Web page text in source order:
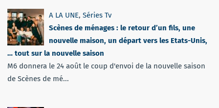
A LA UNE, Séries Tv
Scènes de ménages : le retour d’un fils, une
nouvelle maison, un départ vers les Etats-Unis,
… tout sur la nouvelle saison
M6 donnera le 24 août le coup d'envoi de la nouvelle saison
de Scènes de mé...